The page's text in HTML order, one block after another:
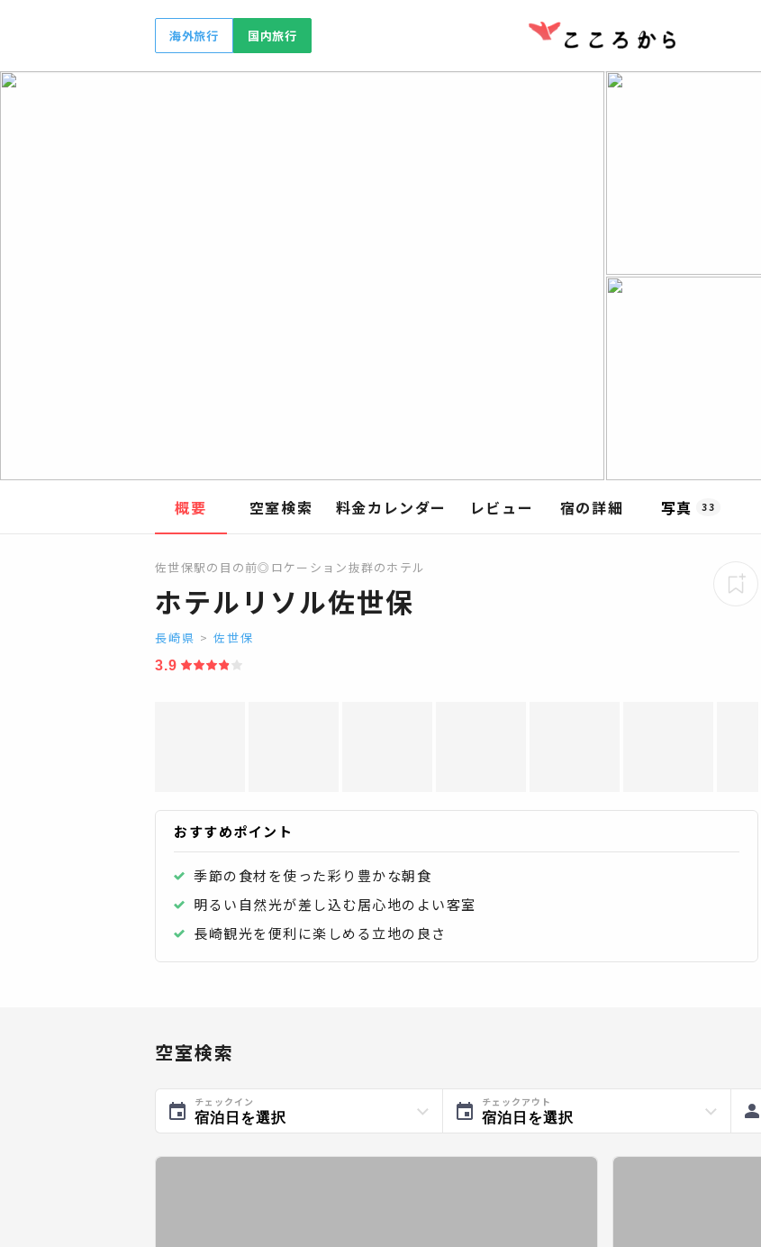
海外旅行 国内旅行
概要 空室検索 料金カレンダー レビュー 宿の詳細 写真 33
佐世保駅の目の前◎ロケーション抜群のホテル
ホテルリソル佐世保
長崎県 > 佐世保
3.9
おすすめポイント
季節の食材を使った彩り豊かな朝食
明るい自然光が差し込む居心地のよい客室
長崎観光を便利に楽しめる立地の良さ
空室検索
チェックイン
宿泊日を選択
チェックアウト
宿泊日を選択